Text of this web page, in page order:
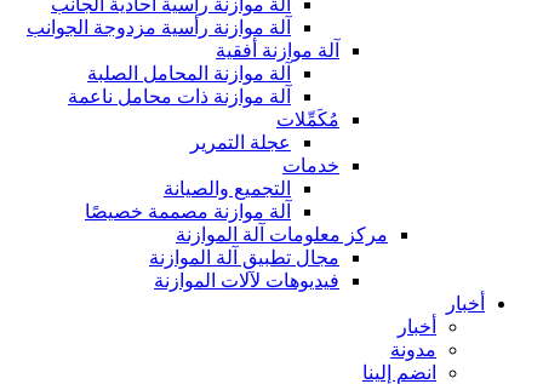
آلة موازنة رأسية أحادية الجانب
آلة موازنة رأسية مزدوجة الجوانب
آلة موازنة أفقية
آلة موازنة المحامل الصلبة
آلة موازنة ذات محامل ناعمة
مُكَمِّلات
عجلة التمرير
خدمات
التجميع والصيانة
آلة موازنة مصممة خصيصًا
مركز معلومات آلة الموازنة
مجال تطبيق آلة الموازنة
فيديوهات لآلات الموازنة
أخبار
أخبار
مدونة
انضم إلينا